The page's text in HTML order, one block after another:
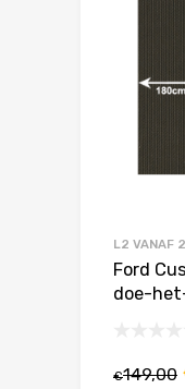
L2 VANAF
Ford
doe-
€149,00